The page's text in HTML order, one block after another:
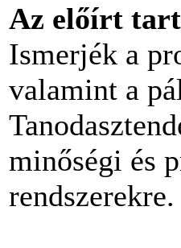
Az előírt
Ismerjék a
valamint a
minőségi és
rendszerekre.